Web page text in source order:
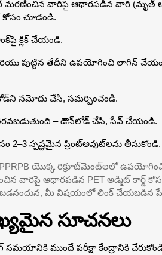
మరణించిన వారిపై ఆధారపడిన వారి (మృత్
చూడండి.
క్లిక్ చేయండి.
పుట్టిన తేదీని ఉపయోగించి లాగిన్
నమోదు చేసి, సమర్పించండి.
– డౌన్‌లోడ్ చేసి, సేవ్ చేయండి.
2–3 స్పష్టమైన ప్రింట్‌అవుట్‌లను తీసుకోండి.
యొక్క రిక్రూట్‌మెంట్‌లలో
వారిపై ఆధారపడిన PET అడ్మిట్ కార్డ్
మీ విషయంలో లింక్ చేయబడిన
సూచనలు
సమయానికి ముందే పరీక్షా కేంద్రానికి